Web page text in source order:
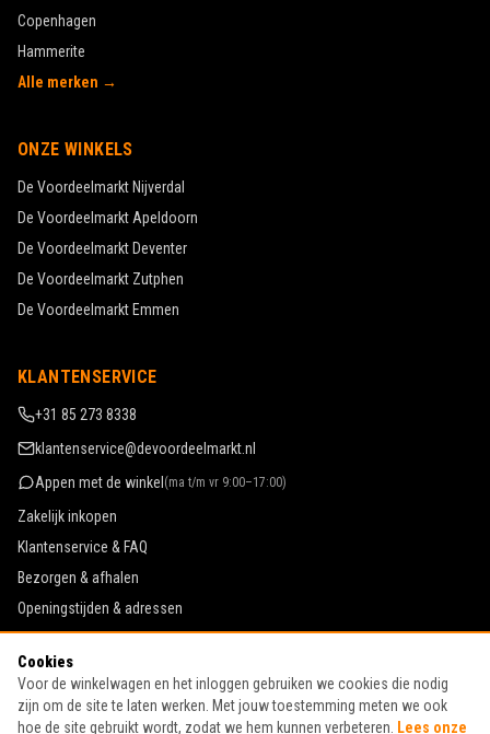
Copenhagen
Hammerite
Alle merken →
ONZE WINKELS
De Voordeelmarkt Nijverdal
De Voordeelmarkt Apeldoorn
De Voordeelmarkt Deventer
De Voordeelmarkt Zutphen
De Voordeelmarkt Emmen
KLANTENSERVICE
+31 85 273 8338
klantenservice@devoordeelmarkt.nl
Appen met de winkel (ma t/m vr 9:00–17:00)
Zakelijk inkopen
Klantenservice & FAQ
Bezorgen & afhalen
Openingstijden & adressen
Werken bij De Voordeelmarkt
Algemene voorwaarden
Privacy & cookies
Cookies
Voor de winkelwagen en het inloggen gebruiken we cookies die nodig
zijn om de site te laten werken. Met jouw toestemming meten we ook
hoe de site gebruikt wordt, zodat we hem kunnen verbeteren.
Lees onze